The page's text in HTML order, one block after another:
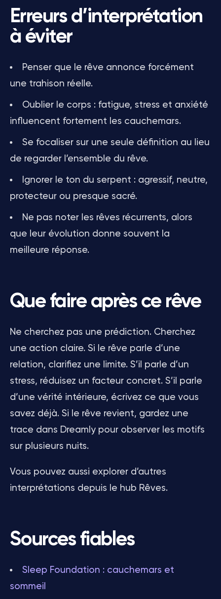
Erreurs d’interprétation
à éviter
Penser que le rêve annonce forcément
une trahison réelle.
Oublier le corps : fatigue, stress et anxiété
influencent fortement les cauchemars.
Se focaliser sur une seule définition au lieu
de regarder l’ensemble du rêve.
Ignorer le ton du serpent : agressif, neutre,
protecteur ou presque sacré.
Ne pas noter les rêves récurrents, alors
que leur évolution donne souvent la
meilleure réponse.
Que faire après ce rêve
Ne cherchez pas une prédiction. Cherchez
une action claire. Si le rêve parle d’une
relation, clarifiez une limite. S’il parle d’un
stress, réduisez un facteur concret. S’il parle
d’une vérité intérieure, écrivez ce que vous
savez déjà. Si le rêve revient, gardez une
trace dans Dreamly pour observer les motifs
sur plusieurs nuits.
Vous pouvez aussi explorer d’autres
interprétations depuis le hub Rêves.
Sources fiables
Sleep Foundation : cauchemars et
sommeil